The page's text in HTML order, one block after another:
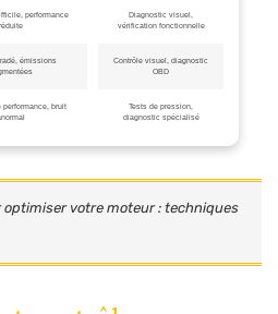
performance
réduite
Diagnostic visuel,
vérification fonctionnelle
émissions
Contrôle visuel, diagnostic
OBD
performance, bruit
Tests de pression,
diagnostic spécialisé
optimiser votre moteur : techniques